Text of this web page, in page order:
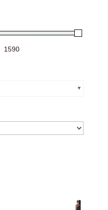
Minimum Price
Maximum Price